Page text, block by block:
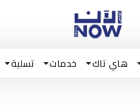
هاي تاك خدمات تسلية